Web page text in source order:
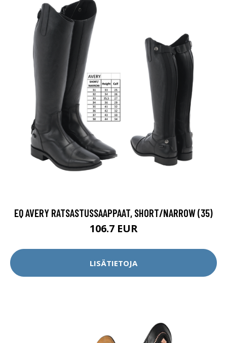
EQ AVERY RATSASTUSSAAPPAAT, SHORT/NARROW (35)
106.7 EUR
LISÄTIETOJA